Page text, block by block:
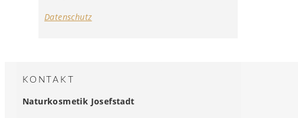
Datenschutz
KONTAKT
Naturkosmetik Josefstadt